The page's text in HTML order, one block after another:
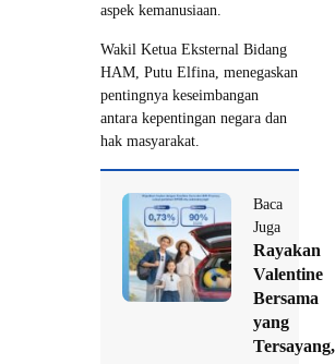
aspek kemanusiaan.
Wakil Ketua Eksternal Bidang
HAM, Putu Elfina, menegaskan
pentingnya keseimbangan
antara kepentingan negara dan
hak masyarakat.
Baca
Juga
Rayakan
Valentine
Bersama
yang
Tersayang,